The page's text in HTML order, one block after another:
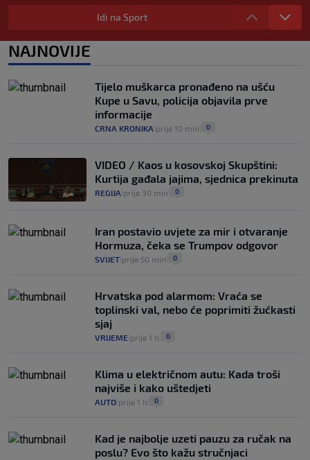
Evo aktualnih cijena i nekoliko savjeta
0
automobilom na Hvar iz Zagreba, a
koliko iz Osijeka
VIJESTI 14
Idi na Sport
NAJNOVIJE
Tijelo muškarca pronađeno na ušću
Kupe u Savu, policija objavila prve
informacije
CRNA KRONIKA prije 10 min 0
VIDEO / Kaos u kosovskoj Skupštini:
Kurtija gađala jajima, sjednica prekinuta
REGIJA prije 30 min 0
Iran postavio uvjete za mir i otvaranje
Hormuza, čeka se Trumpov odgovor
SVIJET prije 50 min 0
Hrvatska pod alarmom: Vraća se
toplinski val, nebo će poprimiti žućkasti
sjaj
VRIJEME prije 1 h 0
Klima u električnom autu: Kada troši
najviše i kako uštedjeti
AUTO prije 1 h 0
Kad je najbolje uzeti pauzu za ručak na
poslu? Evo što kažu stručnjaci